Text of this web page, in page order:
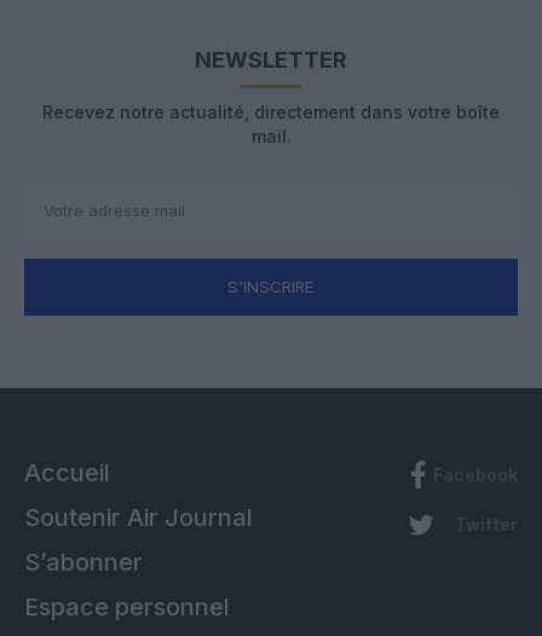
NEWSLETTER
Recevez notre actualité, directement dans votre boîte
mail.
S'INSCRIRE
Accueil
Soutenir Air Journal
S’abonner
Espace personnel